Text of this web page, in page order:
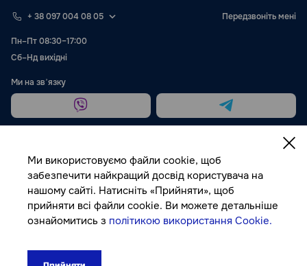
+ 38 097 004 08 05 Передзвоніть мені
Пн–Пт 08:30–17:00
Сб–Нд вихідні
Ми на звʼязку
© Autocolor, 2026
Публічна оферта
Ми використовуємо файли cookie, щоб
забезпечити найкращий досвід користувача на
нашому сайті. Натисніть «Прийняти», щоб
прийняти всі файли cookie. Ви можете детальніше
ознайомитись з політикою використання Cookie.